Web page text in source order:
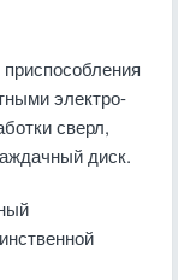
электро-
сверл,
диск.